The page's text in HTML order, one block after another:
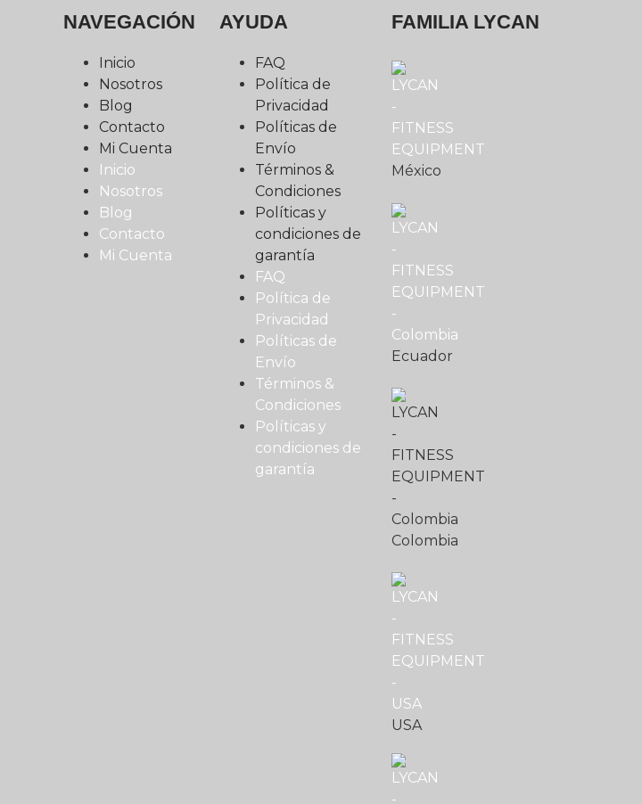
NAVEGACIÓN
Inicio
Nosotros
Blog
Contacto
Mi Cuenta
Inicio
Nosotros
Blog
Contacto
Mi Cuenta
AYUDA
FAQ
Política de
Privacidad
Políticas de
Envío
Términos &
Condiciones
Políticas y
condiciones de
garantía
FAQ
Política de
Privacidad
Políticas de
Envío
Términos &
Condiciones
Políticas y
condiciones de
garantía
FAMILIA LYCAN
México
Ecuador
Colombia
USA